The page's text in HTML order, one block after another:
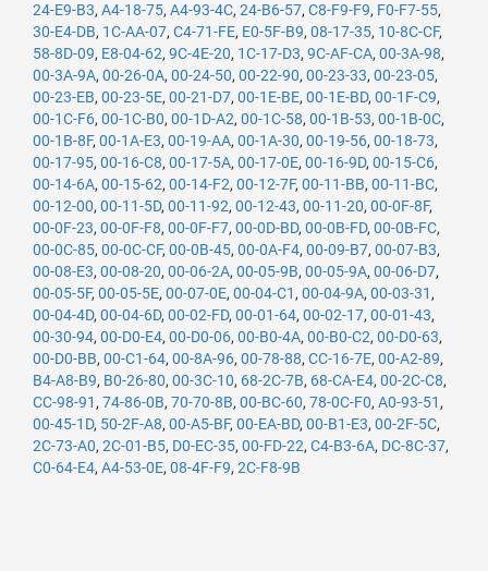
24-E9-B3, A4-18-75, A4-93-4C, 24-B6-57, C8-F9-F9, F0-F7-55,
30-E4-DB, 1C-AA-07, C4-71-FE, E0-5F-B9, 08-17-35, 10-8C-CF,
58-8D-09, E8-04-62, 9C-4E-20, 1C-17-D3, 9C-AF-CA, 00-3A-98,
00-3A-9A, 00-26-0A, 00-24-50, 00-22-90, 00-23-33, 00-23-05,
00-23-EB, 00-23-5E, 00-21-D7, 00-1E-BE, 00-1E-BD, 00-1F-C9,
00-1C-F6, 00-1C-B0, 00-1D-A2, 00-1C-58, 00-1B-53, 00-1B-0C,
00-1B-8F, 00-1A-E3, 00-19-AA, 00-1A-30, 00-19-56, 00-18-73,
00-17-95, 00-16-C8, 00-17-5A, 00-17-0E, 00-16-9D, 00-15-C6,
00-14-6A, 00-15-62, 00-14-F2, 00-12-7F, 00-11-BB, 00-11-BC,
00-12-00, 00-11-5D, 00-11-92, 00-12-43, 00-11-20, 00-0F-8F,
00-0F-23, 00-0F-F8, 00-0F-F7, 00-0D-BD, 00-0B-FD, 00-0B-FC,
00-0C-85, 00-0C-CF, 00-0B-45, 00-0A-F4, 00-09-B7, 00-07-B3,
00-08-E3, 00-08-20, 00-06-2A, 00-05-9B, 00-05-9A, 00-06-D7,
00-05-5F, 00-05-5E, 00-07-0E, 00-04-C1 , 00-04-9A, 00-03-31 ,
00-04-4D, 00-04-6D, 00-02-FD, 00-01-64, 00-02-17, 00-01-43,
00-30-94, 00-D0-E4, 00-D0-06, 00-B0-4A, 00-B0-C2, 00-D0-63,
00-D0-BB, 00-C1-64, 00-8A-96, 00-78-88, CC-16-7E, 00-A2-89,
B4-A8-B9, B0-26-80, 00-3C-10, 68-2C-7B, 68-CA-E4, 00-2C-C8,
CC-98-91 , 74-86-0B, 70-70-8B, 00-BC-60, 78-0C-F0, A0-93-51 ,
00-45-1D, 50-2F-A8, 00-A5-BF, 00-EA-BD, 00-B1-E3, 00-2F-5C,
2C-73-A0, 2C-01-B5, D0-EC-35, 00-FD-22, C4-B3-6A, DC-8C-37,
C0-64-E4, A4-53-0E, 08-4F-F9, 2C-F8-9B